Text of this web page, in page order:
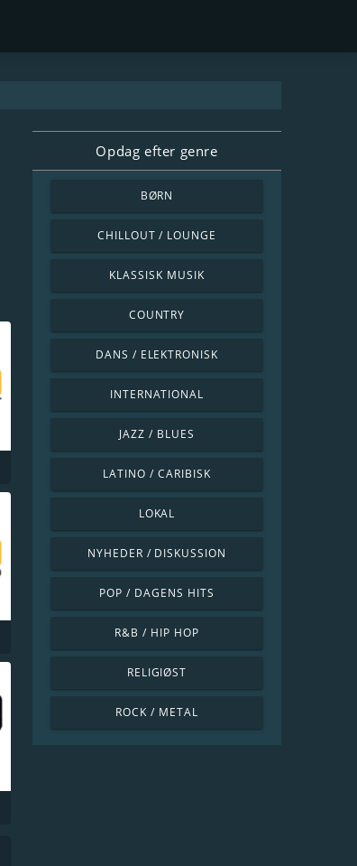
Opdag efter genre
BØRN
CHILLOUT / LOUNGE
KLASSISK MUSIK
COUNTRY
DANS / ELEKTRONISK
INTERNATIONAL
JAZZ / BLUES
LATINO / CARIBISK
LOKAL
NYHEDER / DISKUSSION
POP / DAGENS HITS
R&B / HIP HOP
RELIGIØST
ROCK / METAL